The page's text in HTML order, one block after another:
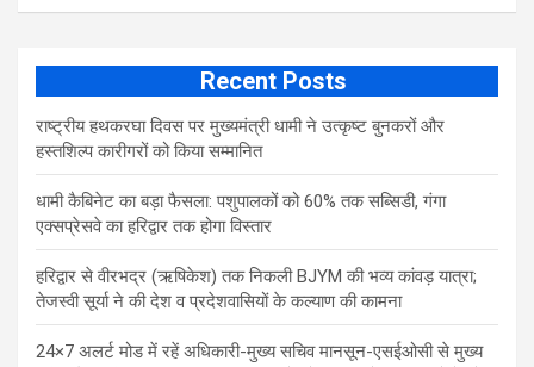
Recent Posts
राष्ट्रीय हथकरघा दिवस पर मुख्यमंत्री धामी ने उत्कृष्ट बुनकरों और
हस्तशिल्प कारीगरों को किया सम्मानित
​धामी कैबिनेट का बड़ा फैसला: पशुपालकों को 60% तक सब्सिडी, गंगा
एक्सप्रेसवे का हरिद्वार तक होगा विस्तार
​हरिद्वार से वीरभद्र (ऋषिकेश) तक निकली BJYM की भव्य कांवड़ यात्रा;
तेजस्वी सूर्या ने की देश व प्रदेशवासियों के कल्याण की कामना
24×7 अलर्ट मोड में रहें अधिकारी-मुख्य सचिव मानसून-एसईओसी से मुख्य